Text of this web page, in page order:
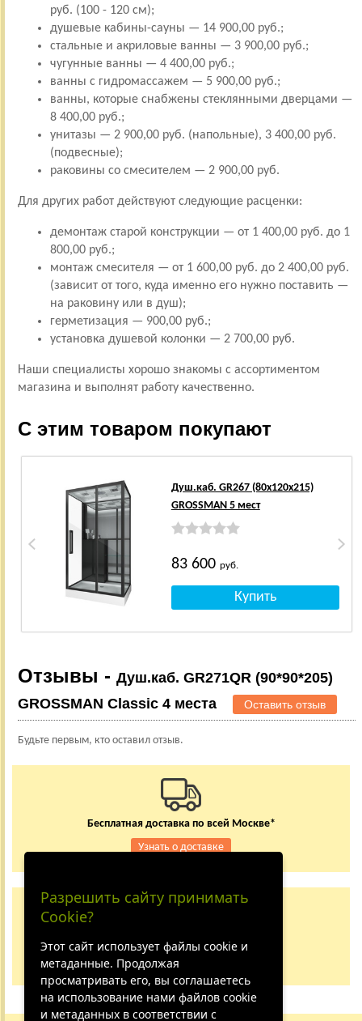
руб. (100 - 120 см);
душевые кабины-сауны — 14 900,00 руб.;
стальные и акриловые ванны — 3 900,00 руб.;
чугунные ванны — 4 400,00 руб.;
ванны с гидромассажем — 5 900,00 руб.;
ванны, которые снабжены стеклянными дверцами —
8 400,00 руб.;
унитазы — 2 900,00 руб. (напольные), 3 400,00 руб.
(подвесные);
раковины со смесителем — 2 900,00 руб.
Для других работ действуют следующие расценки:
демонтаж старой конструкции — от 1 400,00 руб. до 1
800,00 руб.;
монтаж смесителя — от 1 600,00 руб. до 2 400,00 руб.
(зависит от того, куда именно его нужно поставить —
на раковину или в душ);
герметизация — 900,00 руб.;
установка душевой колонки — 2 700,00 руб.
Наши специалисты хорошо знакомы с ассортиментом
магазина и выполнят работу качественно.
С этим товаром покупают
Душ.каб. GR267 (80x120x215)
GROSSMAN 5 мест
83 600 руб.
Отзывы - Душ.каб. GR271QR (90*90*205)
GROSSMAN Classic 4 места
Оставить отзыв
Будьте первым, кто оставил отзыв.
Бесплатная доставка по всей Москве*
Узнать о доставке
Заказывайте по телефону
8 (800) 333-62-84
Не дозвонились?
Разрешить сайту принимать
Cookie?
Этот сайт использует файлы cookie и
метаданные. Продолжая
просматривать его, вы соглашаетесь
на использование нами файлов cookie
и метаданных в соответствии с